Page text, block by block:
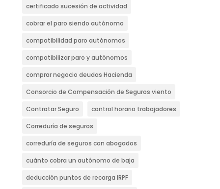
certificado sucesión de actividad
cobrar el paro siendo autónomo
compatibilidad paro autónomos
compatibilizar paro y autónomos
comprar negocio deudas Hacienda
Consorcio de Compensación de Seguros viento
Contratar Seguro control horario trabajadores
Correduría de seguros
correduría de seguros con abogados
cuánto cobra un autónomo de baja
deducción puntos de recarga IRPF